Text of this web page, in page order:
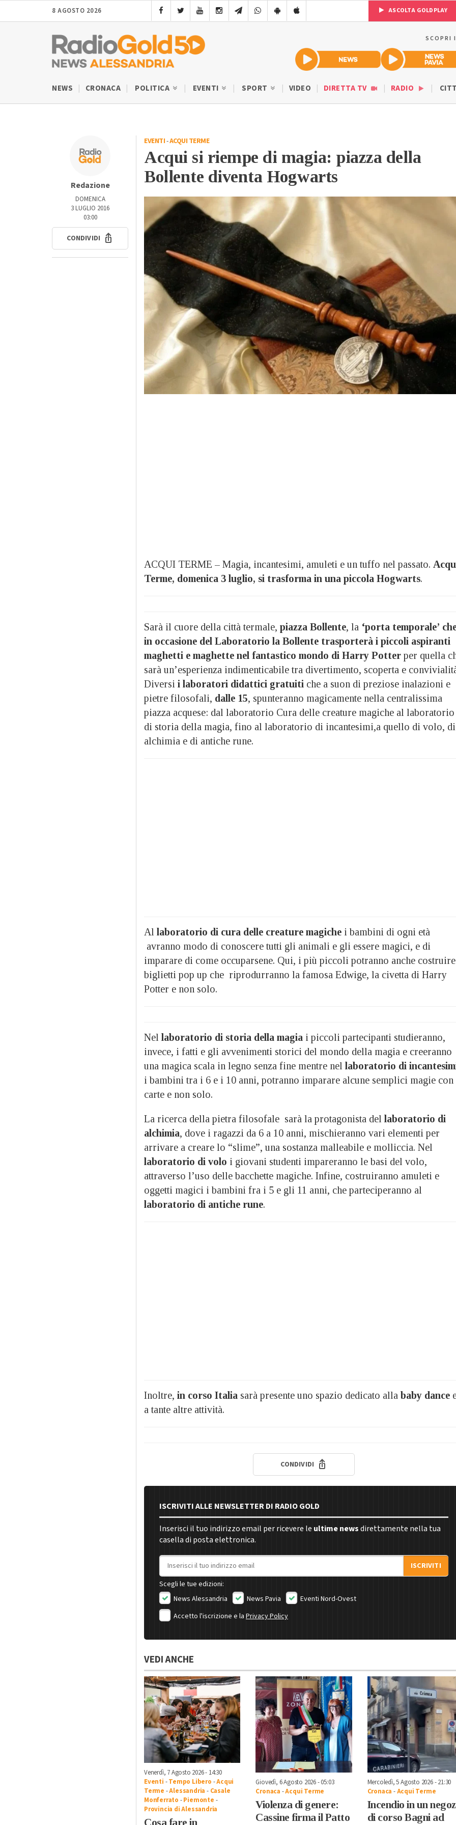
8 AGOSTO 2026 ASCOLTA GOLDPLAY
SCOPRI
NEWS CRONACA POLITICA EVENTI SPORT VIDEO DIRETTA TV RADIO
Redazione
DOMENICA
3 LUGLIO 2016
03:00
CONDIVIDI
EVENTI-ACQUI TERME
Acqui si riempe di magia: piazza della
Bollente diventa Hogwarts
ACQUI TERME – Magia, incantesimi, amuleti e un tuffo nel passato.
Terme, domenica 3 luglio, si trasforma in una piccola Hogwarts.
Sarà il cuore della città termale, piazza Bollente, la ‘porta temporale’
in occasione del Laboratorio la Bollente trasporterà i piccoli aspiranti
maghetti e maghette nel fantastico mondo di Harry Potter per quella
sarà un’esperienza indimenticabile tra divertimento, scoperta e
Diversi i laboratori didattici gratuiti che a suon di preziose inalazioni e
pietre filosofali, dalle 15, spunteranno magicamente nella centralissima
piazza acquese: dal laboratorio Cura delle creature magiche al laboratorio
di storia della magia, fino al laboratorio di incantesimi,a quello di volo, di
alchimia e di antiche rune.
Al laboratorio di cura delle creature magiche i bambini di ogni età
avranno modo di conoscere tutti gli animali e gli essere magici, e di
imparare di come occuparsene. Qui, i più piccoli potranno anche costruire
biglietti pop up che riprodurranno la famosa Edwige, la civetta di Harry
Potter e non solo.
Nel laboratorio di storia della magia i piccoli partecipanti studieranno,
invece, i fatti e gli avvenimenti storici del mondo della magia e creeranno
una magica scala in legno senza fine mentre nel laboratorio di
i bambini tra i 6 e i 10 anni, potranno imparare alcune semplici magie con
carte e non solo.
La ricerca della pietra filosofale sarà la protagonista del laboratorio di
alchimia, dove i ragazzi da 6 a 10 anni, mischieranno vari elementi per
arrivare a creare lo “slime”, una sostanza malleabile e molliccia. Nel
laboratorio di volo i giovani studenti impareranno le basi del volo,
attraverso l’uso delle bacchette magiche. Infine, costruiranno amuleti e
oggetti magici i bambini fra i 5 e gli 11 anni, che parteciperanno al
laboratorio di antiche rune.
Inoltre, in corso Italia sarà presente uno spazio dedicato alla baby dance
a tante altre attività.
CONDIVIDI
ISCRIVITI ALLE NEWSLETTER DI RADIO GOLD
Inserisci il tuo indirizzo email per ricevere le ultime newsdirettamente nella tua
casella di posta elettronica.
Indirizzo email
ISCRIVITI
Scegli le tue edizioni:
News Alessandria
News Pavia
Eventi Nord-Ovest
Accetto l'iscrizione e la Privacy Policy
VEDI ANCHE
Venerdì, 7 Agosto 2026 - 14:30
Eventi -Tempo Libero -Acqui
Terme -Alessandria - Casale
Monferrato -Piemonte -
Provincia di Alessandria
Cosa fare in
Giovedì, 6 Agosto 2026 - 05:03
Cronaca -Acqui Terme
Violenza di genere:
Cassine firma il Patto
Mercoledì, 5 Agosto 2026 - 21:30
Cronaca -Acqui Terme
Incendio in un
di corso Bagni ad